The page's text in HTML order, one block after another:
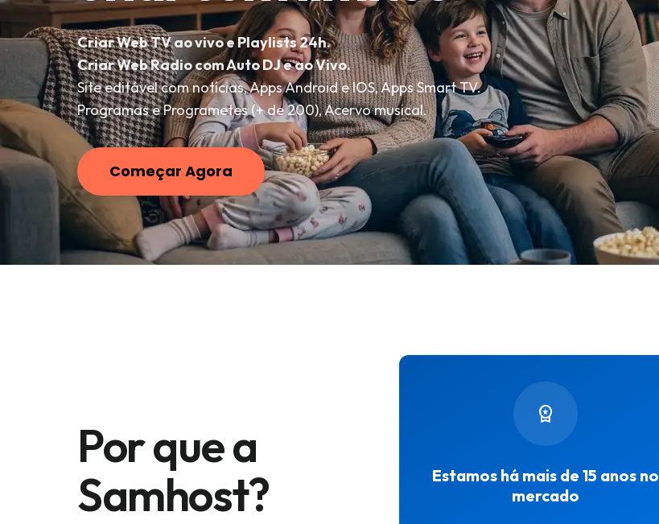
Criar Web TV ao vivo e Playlists 24h.
Criar Web Radio com Auto DJ e ao Vivo.
Site editável com notícias, Apps Android e IOS, Apps Smart TV.
Programas e Programetes (+ de 200), Acervo musical.
Começar Agora
Por que a
Samhost?
workspace_premium
Estamos há mais de 15 anos no
mercado